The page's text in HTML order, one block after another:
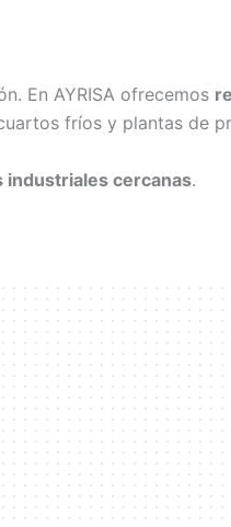
En AYRISA ofrecemos
fríos y plantas de
industriales cercanas.